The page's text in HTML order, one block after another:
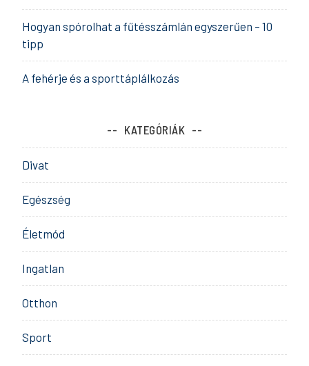
Hogyan spórolhat a fűtésszámlán egyszerűen – 10
tipp
A fehérje és a sporttáplálkozás
KATEGÓRIÁK
Divat
Egészség
Életmód
Ingatlan
Otthon
Sport